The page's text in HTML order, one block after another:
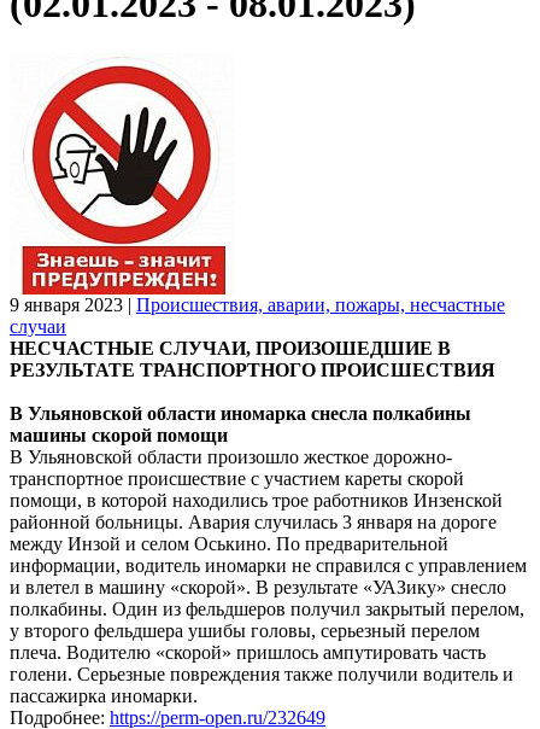
9 января 2023 | Происшествия, аварии, пожары, несчастные
случаи
НЕСЧАСТНЫЕ СЛУЧАИ, ПРОИЗОШЕДШИЕ В
РЕЗУЛЬТАТЕ ТРАНСПОРТНОГО ПРОИСШЕСТВИЯ
В Ульяновской области иномарка снесла полкабины
машины скорой помощи
В Ульяновской области произошло жесткое дорожно-
транспортное происшествие с участием кареты скорой
помощи, в которой находились трое работников Инзенской
районной больницы. Авария случилась 3 января на дороге
между Инзой и селом Оськино. По предварительной
информации, водитель иномарки не справился с управлением
и влетел в машину «скорой». В результате «УАЗику» снесло
полкабины. Один из фельдшеров получил закрытый перелом,
у второго фельдшера ушибы головы, серьезный перелом
плеча. Водителю «скорой» пришлось ампутировать часть
голени. Серьезные повреждения также получили водитель и
пассажирка иномарки.
Подробнее: https://perm-open.ru/232649